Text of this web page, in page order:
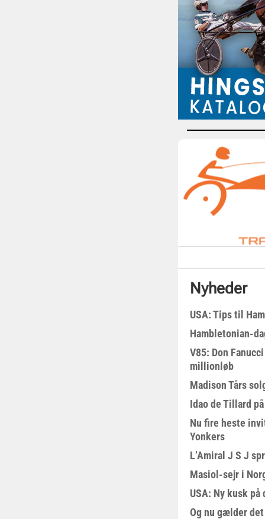
Nyheder
USA: Tips til
Hambletonian-
V85: Don
millionløb
Madison Tårs
Idao de Tillard
Nu fire heste
Yonkers
L’Amiral J S J
Masiol-sejr i
USA: Ny kusk på
Og nu gælder